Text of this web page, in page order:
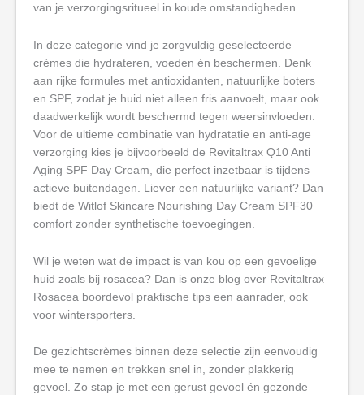
van je verzorgingsritueel in koude omstandigheden.
In deze categorie vind je zorgvuldig geselecteerde
crèmes die hydrateren, voeden én beschermen. Denk
aan rijke formules met antioxidanten, natuurlijke boters
en SPF, zodat je huid niet alleen fris aanvoelt, maar ook
daadwerkelijk wordt beschermd tegen weersinvloeden.
Voor de ultieme combinatie van hydratatie en anti-age
verzorging kies je bijvoorbeeld de Revitaltrax Q10 Anti
Aging SPF Day Cream, die perfect inzetbaar is tijdens
actieve buitendagen. Liever een natuurlijke variant? Dan
biedt de Witlof Skincare Nourishing Day Cream SPF30
comfort zonder synthetische toevoegingen.
Wil je weten wat de impact is van kou op een gevoelige
huid zoals bij rosacea? Dan is onze blog over Revitaltrax
Rosacea boordevol praktische tips een aanrader, ook
voor wintersporters.
De gezichtscrèmes binnen deze selectie zijn eenvoudig
mee te nemen en trekken snel in, zonder plakkerig
gevoel. Zo stap je met een gerust gevoel én gezonde